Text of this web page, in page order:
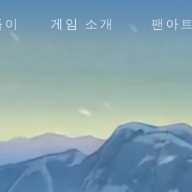
게임 소개 팬아트